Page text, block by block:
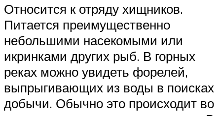
Относится к отряду хищников.
Питается преимущественно
небольшими насекомыми или
икринками других рыб. В горных
реках можно увидеть форелей,
выпрыгивающих из воды в поисках
добычи. Обычно это происходит во